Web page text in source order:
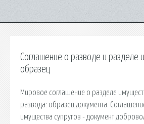
Соглашение о разводе и разделе
образец
Мировое соглашение о разделе
развода: образец документа.
имущества супругов - документ